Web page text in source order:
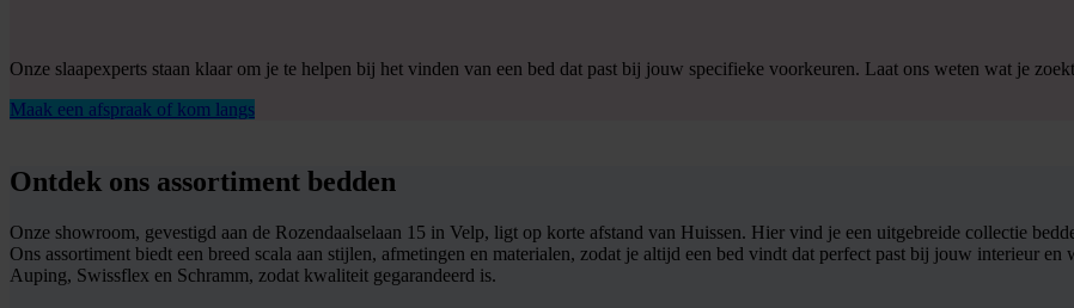
Onze slaapexperts staan klaar om je te helpen bij het vinden van een bed dat past bij jouw specifieke voorkeuren. Laat ons weten wat je
Maak een afspraak of kom langs
Ontdek ons assortiment bedden
Onze showroom, gevestigd aan de Rozendaalselaan 15 in Velp, ligt op korte afstand van Huissen. Hier vind je een uitgebreide collectie
Ons assortiment biedt een breed scala aan stijlen, afmetingen en materialen, zodat je altijd een bed vindt dat perfect past bij jouw interieur
Auping, Swissflex en Schramm, zodat kwaliteit gegarandeerd is.